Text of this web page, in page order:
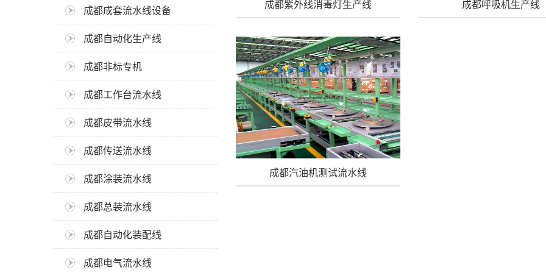
成都成套流水线设备
成都自动化生产线
成都非标专机
成都工作台流水线
成都皮带流水线
成都传送流水线
成都涂装流水线
成都总装流水线
成都自动化装配线
成都电气流水线
成都紫外线消毒灯生产线 成都呼吸机生产线
成都汽油机测试流水线